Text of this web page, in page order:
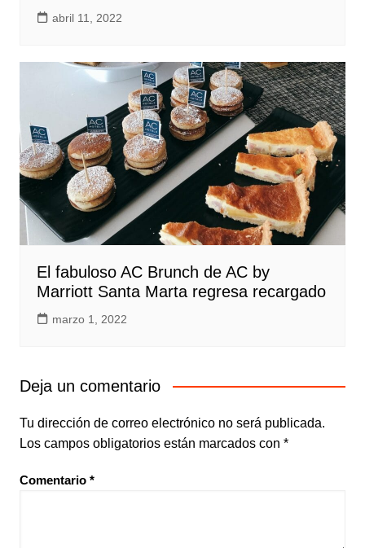
abril 11, 2022
El fabuloso AC Brunch de AC by
Marriott Santa Marta regresa recargado
marzo 1, 2022
Deja un comentario
Tu dirección de correo electrónico no será publicada.
Los campos obligatorios están marcados con *
Comentario *